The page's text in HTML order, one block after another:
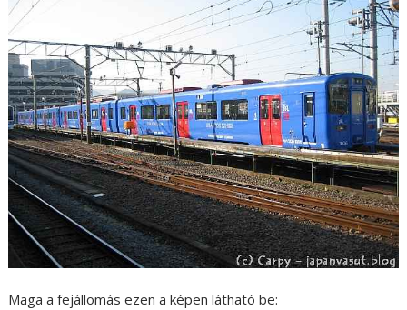
Maga a fejállomás ezen a képen látható be: